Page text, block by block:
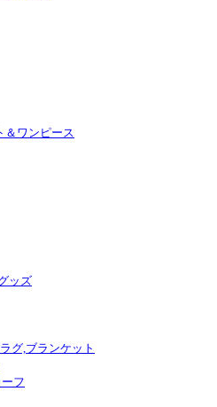
＆ワンピース
ッズ
グ,ブランケット
フ